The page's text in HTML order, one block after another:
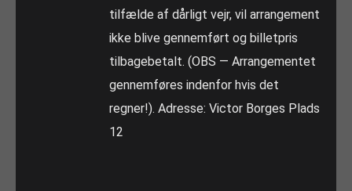
tilfælde af dårligt vejr, vil arrangement
ikke blive gennemført og billetpris
tilbagebetalt. (OBS — Arrangementet
gennemføres indenfor hvis det
regner!). Adresse: Victor Borges Plads
12